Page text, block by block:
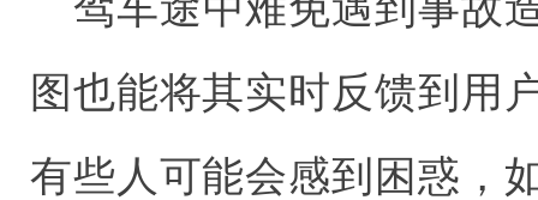
图也能将其实时反馈到用
有些人可能会感到困惑，